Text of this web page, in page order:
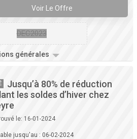
Voir Le Offre
DEC2023
générales
Jusqu’à 80% de réduction
les soldes d’hiver chez
le: 16-01-2024
jusqu'au : 06-02-2024